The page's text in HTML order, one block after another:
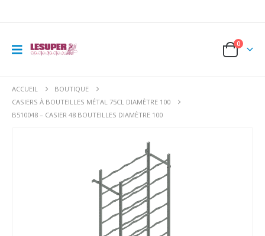
0
ACCUEIL
BOUTIQUE
CASIERS À BOUTEILLES MÉTAL 75CL DIAMÈTRE 100
B510048 – CASIER 48 BOUTEILLES DIAMÈTRE 100